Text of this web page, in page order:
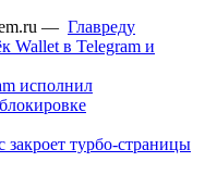
— Главреду
Wallet в Telegram и
исполнил
закроет турбо-страницы